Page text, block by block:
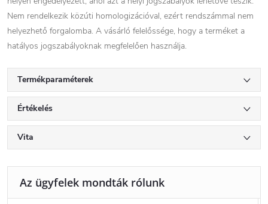
Nem rendelkezik közúti homologizációval, ezért rendszámmal nem
helyezhető forgalomba. A vásárló felelőssége, hogy a terméket a
hatályos jogszabályoknak megfelelően használja.
Termékparaméterek
Értékelés
Vita